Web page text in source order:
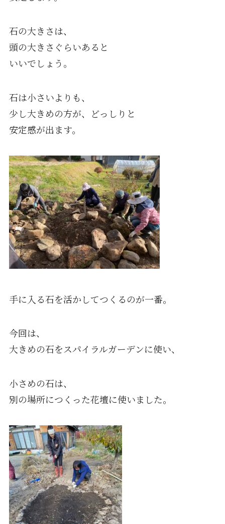
石の大きさは、
頭の大きさぐらいあると
いいでしょう。
石は小さいよりも、
少し大きめの方が、どっしりと
安定感が出ます。
手に入る石を活かしてつくるのが一番。
今回は、
大きめの石をスパイラルガーデンに使い、
小さめの石は、
別の場所につくった花壇に使いました。